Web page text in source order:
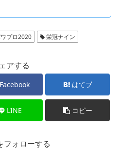
プロ2020 栄冠ナイン
アする
Facebook はてブ
LINE コピー
フォローする